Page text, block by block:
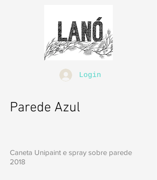
Login
Parede Azul
Caneta Unipaint e spray sobre parede
2018